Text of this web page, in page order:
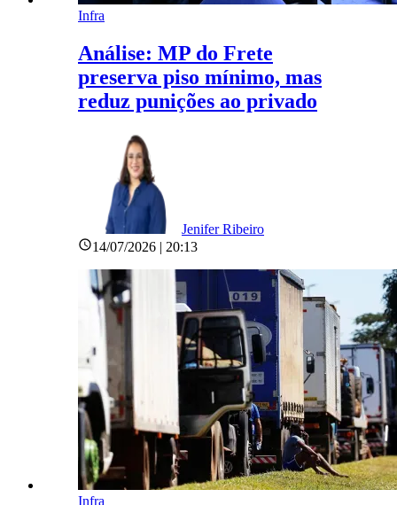
Infra
Análise: MP do Frete
preserva piso mínimo, mas
reduz punições ao privado
Jenifer Ribeiro
14/07/2026 | 20:13
Infra